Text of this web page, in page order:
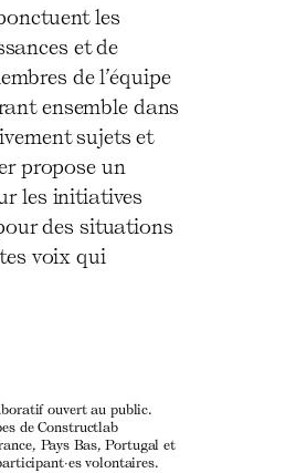
les
et de
de l’équipe
ensemble dans
sujets et
propose un
les initiatives
des situations
voix qui
ouvert au public.
de Constructlab
Pays Bas, Portugal et
volontaires.